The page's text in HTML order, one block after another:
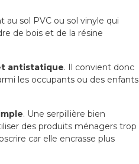
au sol PVC ou sol vinyle qui
de bois et de la résine
antistatique. Il convient donc
les occupants ou des enfants
. Une serpillière bien
des produits ménagers trop
car elle encrasse plus